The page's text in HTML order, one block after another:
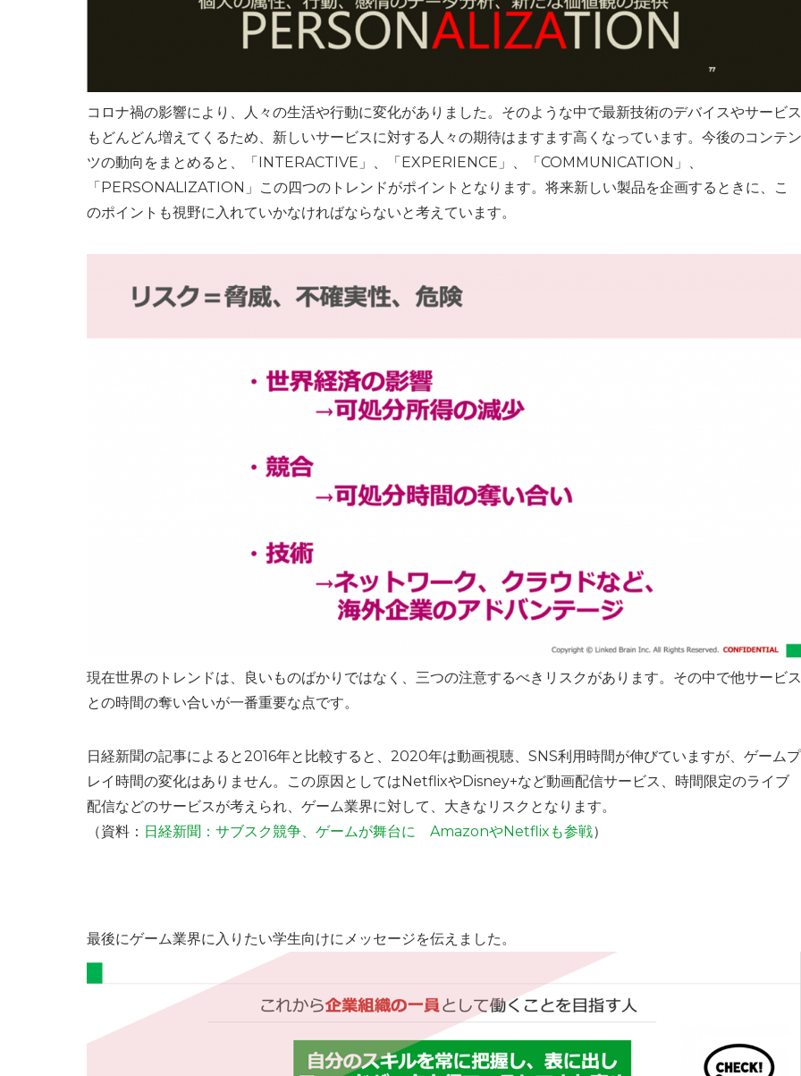
コロナ禍の影響により、人々の生活や行動に変化がありました。そのような中で最新技術のデバイスやサービス
もどんどん増えてくるため、新しいサービスに対する人々の期待はますます高くなっています。今後のコンテン
ツの動向をまとめると、「INTERACTIVE」、「EXPERIENCE」、「COMMUNICATION」、
「PERSONALIZATION」この四つのトレンドがポイントとなります。将来新しい製品を企画するときに、こ
のポイントも視野に入れていかなければならないと考えています。
現在世界のトレンドは、良いものばかりではなく、三つの注意するべきリスクがあります。その中で他サービス
との時間の奪い合いが一番重要な点です。
日経新聞の記事によると2016年と比較すると、2020年は動画視聴、SNS利用時間が伸びていますが、ゲームプ
レイ時間の変化はありません。この原因としてはNetflixやDisney+など動画配信サービス、時間限定のライブ
配信などのサービスが考えられ、ゲーム業界に対して、大きなリスクとなります。
（資料： 日経新聞：サブスク競争、ゲームが舞台に AmazonやNetflixも参戦）
最後にゲーム業界に入りたい学生向けにメッセージを伝えました。